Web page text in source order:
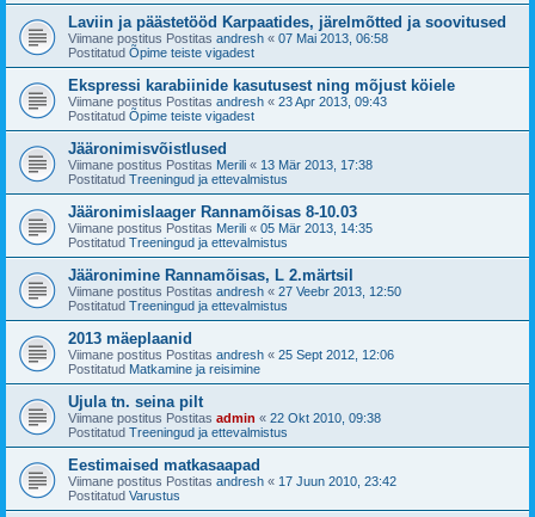
Laviin ja päästetööd Karpaatides, järelmõtted ja soovitused
Viimane postitus Postitas andresh « 07 Mai 2013, 06:58
Postitatud Õpime teiste vigadest
Ekspressi karabiinide kasutusest ning mõjust köiele
Viimane postitus Postitas andresh « 23 Apr 2013, 09:43
Postitatud Õpime teiste vigadest
Jääronimisvõistlused
Viimane postitus Postitas Merili « 13 Mär 2013, 17:38
Postitatud Treeningud ja ettevalmistus
Jääronimislaager Rannamõisas 8-10.03
Viimane postitus Postitas Merili « 05 Mär 2013, 14:35
Postitatud Treeningud ja ettevalmistus
Jääronimine Rannamõisas, L 2.märtsil
Viimane postitus Postitas andresh « 27 Veebr 2013, 12:50
Postitatud Treeningud ja ettevalmistus
2013 mäeplaanid
Viimane postitus Postitas andresh « 25 Sept 2012, 12:06
Postitatud Matkamine ja reisimine
Ujula tn. seina pilt
Viimane postitus Postitas admin « 22 Okt 2010, 09:38
Postitatud Treeningud ja ettevalmistus
Eestimaised matkasaapad
Viimane postitus Postitas andresh « 17 Juun 2010, 23:42
Postitatud Varustus